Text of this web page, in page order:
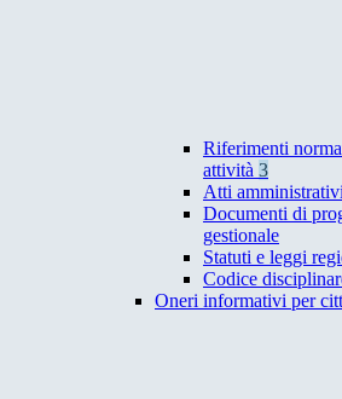
Riferimenti
attività 3
Atti
Documenti di
gestionale
Statuti e leggi
Codice
Oneri informativi per